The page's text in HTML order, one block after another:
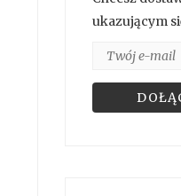
ukazującym